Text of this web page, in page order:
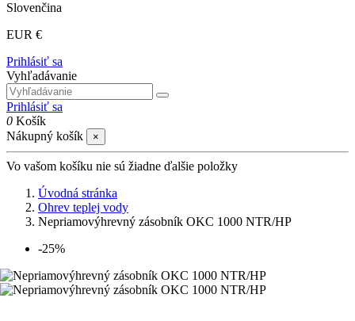
Slovenčina
EUR €
Prihlásiť sa
Vyhľadávanie
Prihlásiť sa
0 Košík
Nákupný košík
×
Vo vašom košíku nie sú žiadne ďalšie položky
Úvodná stránka
Ohrev teplej vody
Nepriamovýhrevný zásobník OKC 1000 NTR/HP
-25%